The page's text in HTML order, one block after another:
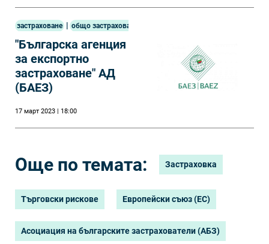
застраховане | общо застраховане
"Българска агенция
за експортно
застраховане" АД
(БАЕЗ)
17 март 2023 | 18:00
Още по темата: Застраховка
Търговски рискове Европейски съюз (ЕС)
Асоциация на българските застрахователи (АБЗ)